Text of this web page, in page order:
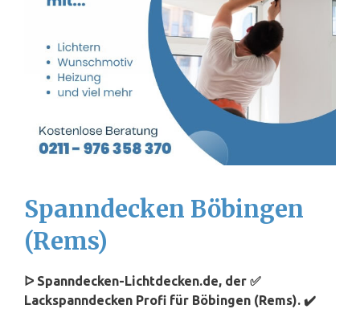
Spanndecken Böbingen
(Rems)
ᐅ Spanndecken-Lichtdecken.de, der ✅
Lackspanndecken Profi für Böbingen (Rems). ✔️